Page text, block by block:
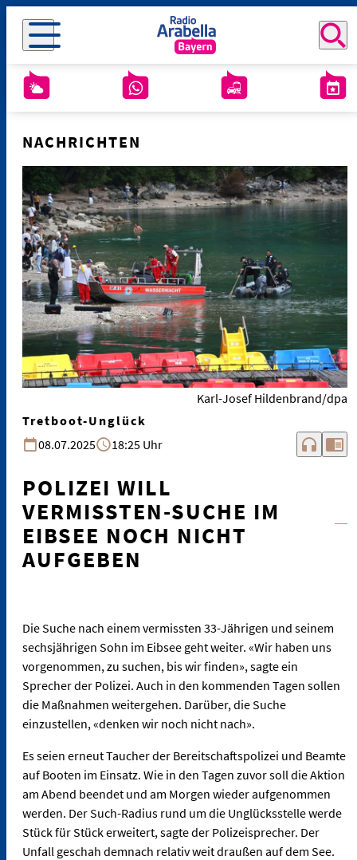
NACHRICHTEN
Karl-Josef Hildenbrand/dpa
Tretboot-Unglück
08.07.2025
18:25 Uhr headphones chrome_reader_mode
POLIZEI WILL
VERMISSTEN-SUCHE IM
EIBSEE NOCH NICHT
AUFGEBEN
Die Suche nach einem vermissten 33-Jährigen und seinem
sechsjährigen Sohn im Eibsee geht weiter. «Wir haben uns
vorgenommen, zu suchen, bis wir finden», sagte ein
Sprecher der Polizei. Auch in den kommenden Tagen sollen
die Maßnahmen weitergehen. Darüber, die Suche
einzustellen, «denken wir noch nicht nach».
Es seien erneut Taucher der Bereitschaftspolizei und Beamte
auf Booten im Einsatz. Wie in den Tagen zuvor soll die Aktion
am Abend beendet und am Morgen wieder aufgenommen
werden. Der Such-Radius rund um die Unglücksstelle werde
Stück für Stück erweitert, sagte der Polizeisprecher. Der
Unfall geschah demnach relativ weit draußen auf dem See.